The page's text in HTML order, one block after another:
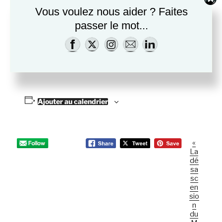
Ajouter au calendrier
«
La
dé
sa
sc
en
sio
n
du
Vous voulez nous aider ? Faites
passer le mot...